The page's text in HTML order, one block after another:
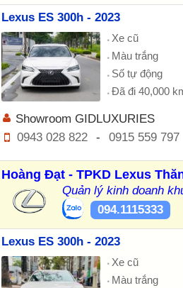
Lexus ES 300h - 2023
Xe cũ
Màu trắng
Số tự động
Đã đi 40,000
Showroom GIDLUXURIES
0943 028 822
- 0915 559 797
Hoàng Đạt - TPKD Lexus
Quản lý kinh doanh
094.1115333
Lexus ES 300h - 2023
Xe cũ
Màu trắng